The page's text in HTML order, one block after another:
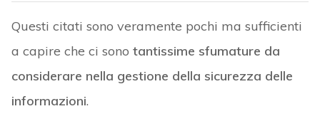
Questi citati sono veramente pochi ma sufficienti
a capire che ci sono tantissime sfumature da
considerare nella gestione della sicurezza delle
informazioni.